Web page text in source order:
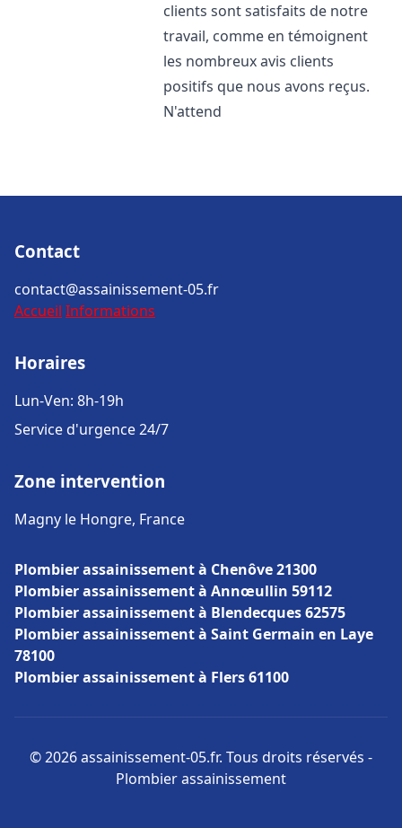
clients sont satisfaits de notre
travail, comme en témoignent
les nombreux avis clients
positifs que nous avons reçus.
N'attend
Contact
contact@assainissement-05.fr
Accueil Informations
Horaires
Lun-Ven: 8h-19h
Service d'urgence 24/7
Zone intervention
Magny le Hongre, France
Plombier assainissement à Chenôve 21300
Plombier assainissement à Annœullin 59112
Plombier assainissement à Blendecques 62575
Plombier assainissement à Saint Germain en Laye
78100
Plombier assainissement à Flers 61100
© 2026 assainissement-05.fr. Tous droits réservés -
Plombier assainissement